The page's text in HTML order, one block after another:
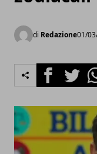
di Redazione01/
FacebookTwitter